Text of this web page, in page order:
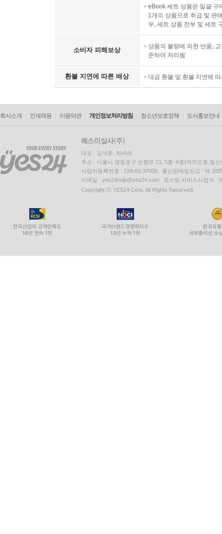
eBook 세트 상품은 일괄 구
1개의 상품으로 취급 및 판
우, 세트 상품 전부 및 세트
소비자 피해보상
상품의 불량에 의한 반품,
준하여 처리됨
환불 지연에 따른 배상 대금 환불 및 환불 지연에
회사소개 인재채용 이용약관 개인정보처리방침 청소년보호정책 도서홍보안내
대표 : 김석환, 최세라
주소 : 서울시 영등포구 은행로 11, 5층~6층(여의도동,일신
사업자등록번호 : 229-81-37000 통신판매업신고 : 제
이메일 : yes24help@yes24.com 호스팅 서비스사업자 :
Copyright ⓒ YES24 Corp. All Rights Reserved.